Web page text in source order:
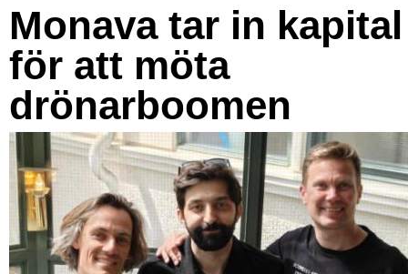
Monava tar in kapital
för att möta
drönarboomen